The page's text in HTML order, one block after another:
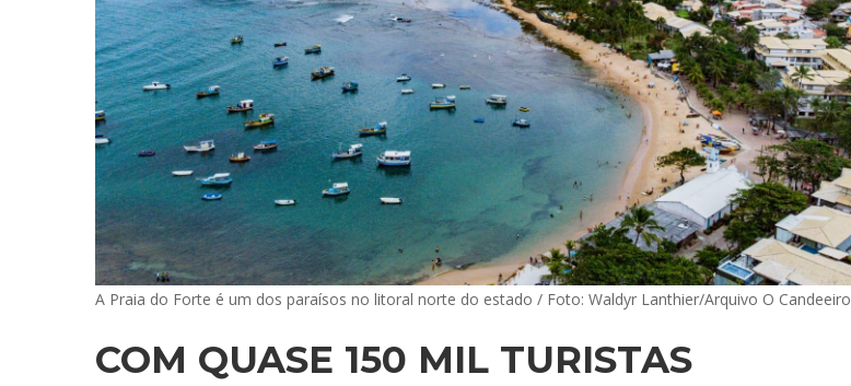
A Praia do Forte é um dos paraísos no litoral norte do estado / Foto: Waldyr Lanthier/Arquivo O Candeeiro
COM QUASE 150 MIL TURISTAS